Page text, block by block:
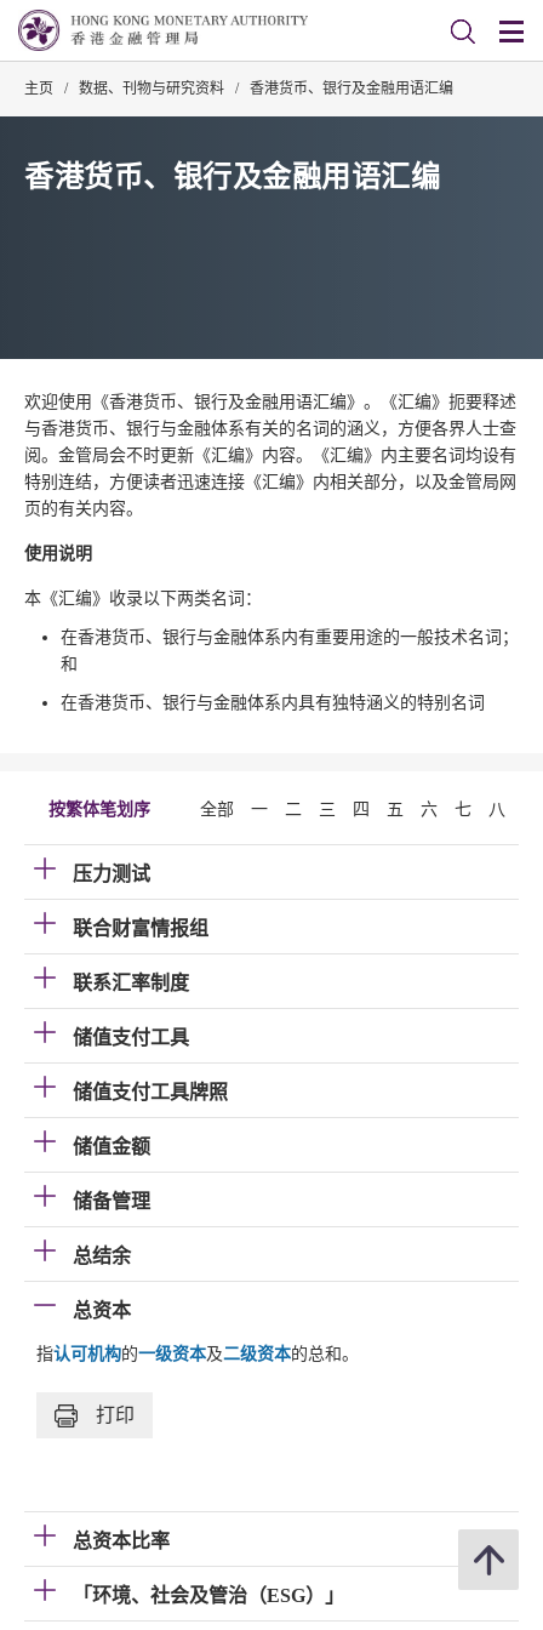
主页 / 数据、刊物与研究资料 / 香港货币、银行及金融用语汇编
香港货币、银行及金融用语汇编
欢迎使用《香港货币、银行及金融用语汇编》。《汇编》扼要释述
与香港货币、银行与金融体系有关的名词的涵义，方便各界人士查
阅。金管局会不时更新《汇编》内容。《汇编》内主要名词均设有
特别连结，方便读者迅速连接《汇编》内相关部分，以及金管局网
页的有关内容。
使用说明
本《汇编》收录以下两类名词：
在香港货币、银行与金融体系内有重要用途的一般技术名词；
和
在香港货币、银行与金融体系内具有独特涵义的特别名词
按繁体笔划序 全部 一 二 三 四 五 六 七 八
压力测试
联合财富情报组
联系汇率制度
储值支付工具
储值支付工具牌照
储值金额
储备管理
总结余
总资本
指认可机构的一级资本及二级资本的总和。
打印
总资本比率
「环境、社会及管治（ESG）」